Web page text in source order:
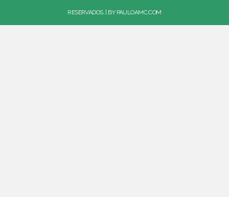
RESERVADOS. | BY PAULOAMC.COM